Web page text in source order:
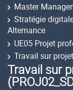
Master
Stratégie
Alternance
UE05 Projet
Travail sur
Travail sur